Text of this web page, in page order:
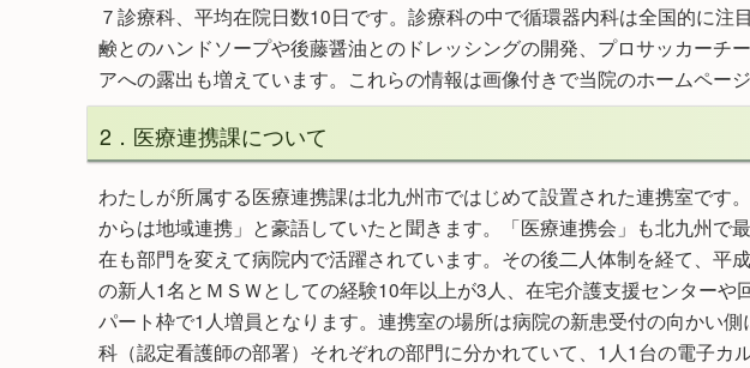
７診療科、平均在院日数10日です。診療科の中で循環器内科は全国的に
鹸とのハンドソープや後藤醤油とのドレッシングの開発、プロサッカー
アへの露出も増えています。これらの情報は画像付きで当院のホームペー
2．医療連携課について
わたしが所属する医療連携課は北九州市ではじめて設置された連携室で
からは地域連携」と豪語していたと聞きます。「医療連携会」も北九州
在も部門を変えて病院内で活躍されています。その後二人体制を経て、
の新人1名とＭＳＷとしての経験10年以上が3人、在宅介護支援センター
パート枠で1人増員となります。連携室の場所は病院の新患受付の向かい
科（認定看護師の部署）それぞれの部門に分かれていて、1人1台の電子